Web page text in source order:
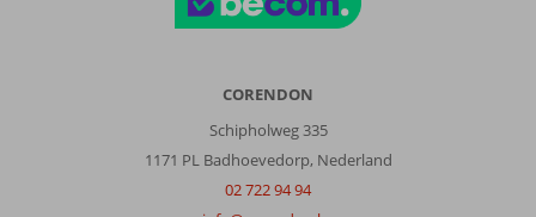
CORENDON
Schipholweg 335
1171 PL Badhoevedorp, Nederland
02 722 94 94